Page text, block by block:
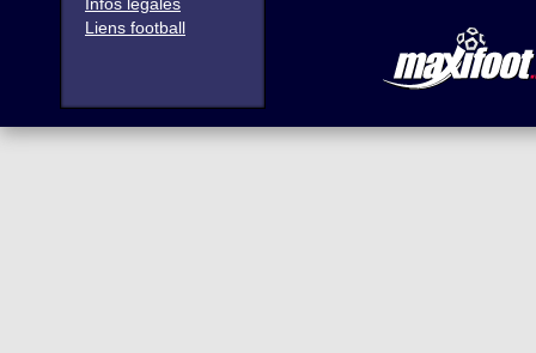
Liens football